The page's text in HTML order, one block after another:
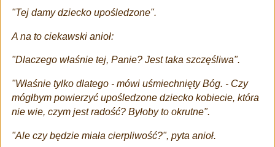
"Tej damy dziecko upośledzone".
A na to ciekawski anioł:
"Dlaczego właśnie tej, Panie? Jest taka szczęśliwa".
"Właśnie tylko dlatego - mówi uśmiechnięty Bóg. - Czy
mógłbym powierzyć upośledzone dziecko kobiecie, która
nie wie, czym jest radość? Byłoby to okrutne".
"Ale czy będzie miała cierpliwość?", pyta anioł.